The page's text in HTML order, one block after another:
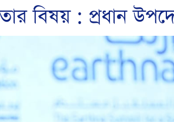
বিষয় : প্রধান